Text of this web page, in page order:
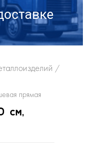
/
прямая
см,